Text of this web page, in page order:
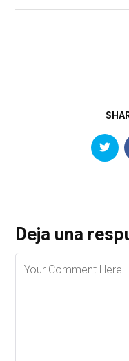
Deja una